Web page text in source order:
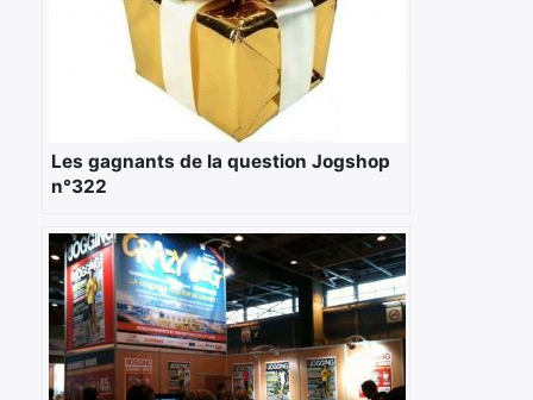
Les gagnants de la question Jogshop
n°322